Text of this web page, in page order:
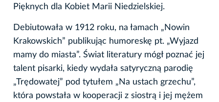
Pięknych dla Kobiet Marii Niedzielskiej.
Debiutowała w 1912 roku, na łamach „Nowin
Krakowskich” publikując humoreskę pt. „Wyjazd
mamy do miasta”. Świat literatury mógł poznać jej
talent pisarki, kiedy wydała satyryczną parodię
„Trędowatej” pod tytułem „Na ustach grzechu”,
która powstała w kooperacji z siostrą i jej mężem